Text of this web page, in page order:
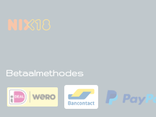
Betaalmethodes